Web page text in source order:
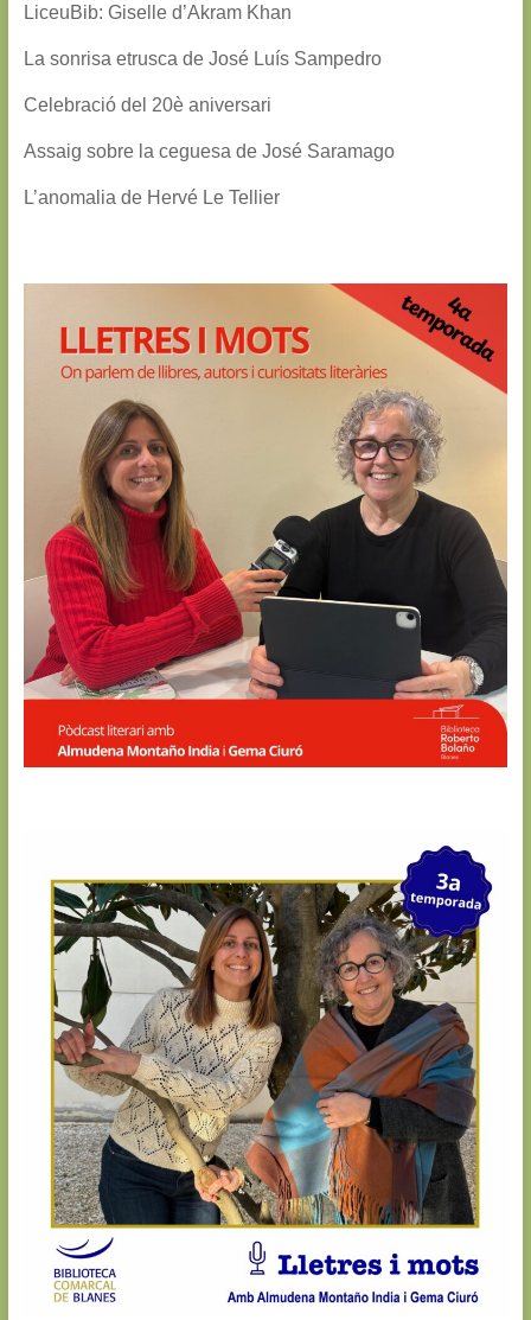
LiceuBib: Giselle d’Akram Khan
La sonrisa etrusca de José Luís Sampedro
Celebració del 20è aniversari
Assaig sobre la ceguesa de José Saramago
L’anomalia de Hervé Le Tellier